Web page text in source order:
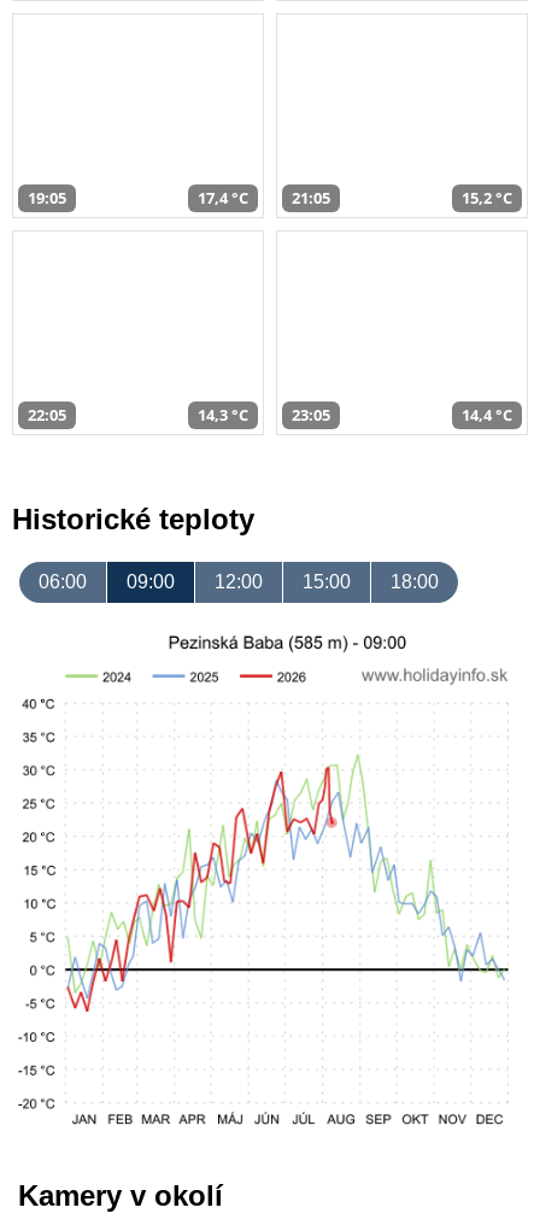
19:05 17,4 °C 21:05 15,2 °C
22:05 14,3 °C 23:05 14,4 °C
Historické teploty
06:00 09:00 12:00 15:00 18:00
Kamery v okolí